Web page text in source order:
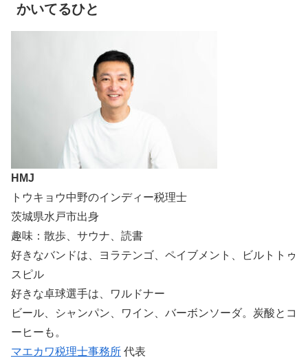
かいてるひと
HMJ
トウキョウ中野のインディー税理士
茨城県水戸市出身
趣味：散歩、サウナ、読書
好きなバンドは、ヨラテンゴ、ペイブメント、ビルトトゥ
スピル
好きな卓球選手は、ワルドナー
ビール、シャンパン、ワイン、バーボンソーダ。炭酸とコ
ーヒーも。
マエカワ税理士事務所 代表